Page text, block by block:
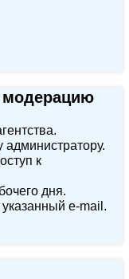
модерацию
к
дня.
e‑mail.